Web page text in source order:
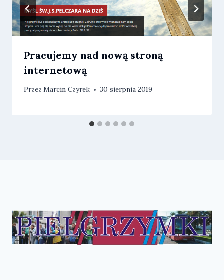
Pracujemy nad nową stroną
internetową
Przez Marcin Czyrek 30 sierpnia 2019